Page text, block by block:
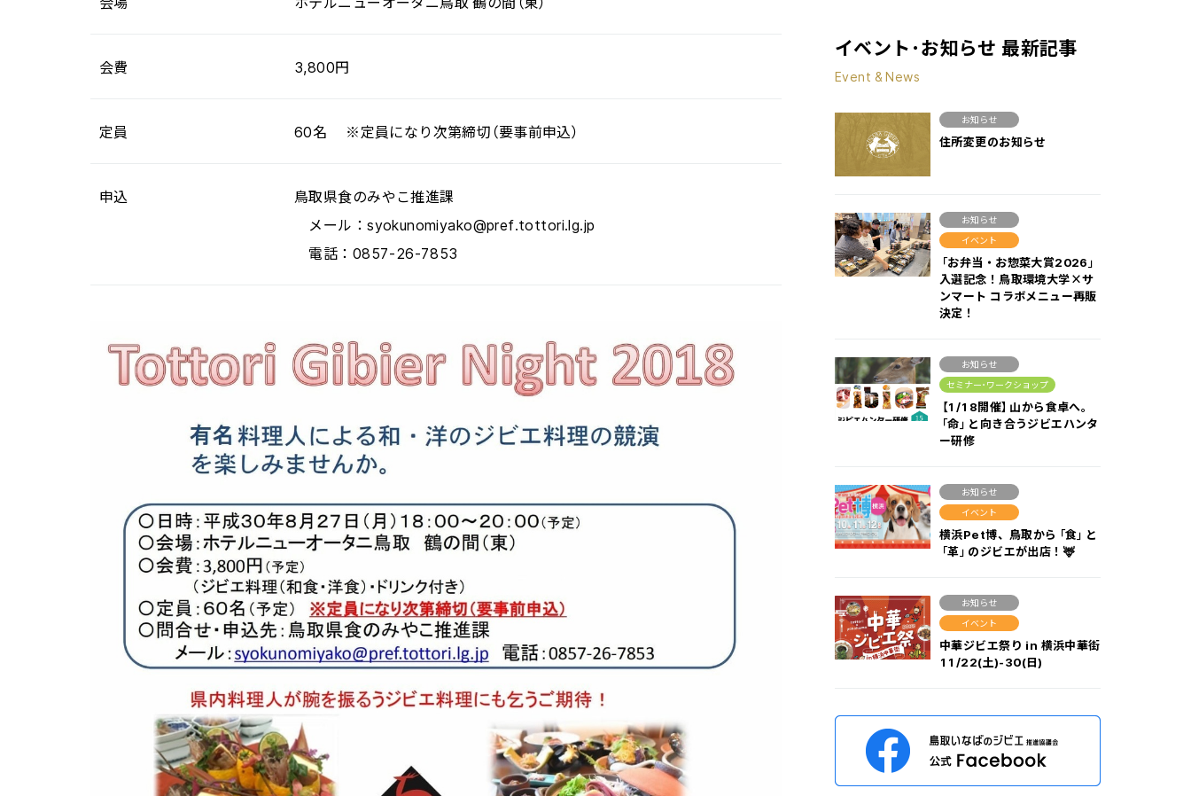
会費 3,800円
定員 60名 ※定員になり次第締切（要事前申込）
申込
鳥取県食のみやこ推進課
メール：syokunomiyako@pref.tottori.lg.jp
電話：0857-26-7853
イベント･お知らせ 最新記事
Event & News
お知らせ
住所変更のお知らせ
お知らせ
イベント
「お弁当・お惣菜大賞2026」
入選記念！鳥取環境大学×サ
ンマート コラボメニュー再販
決定！
お知らせ
セミナー･ワークショップ
【1/18開催】山から食卓へ。
「命」と向き合うジビエハンタ
ー研修
お知らせ
イベント
横浜Pet博、鳥取から「食」と
「革」のジビエが出店！🦌
お知らせ
イベント
中華ジビエ祭り in 横浜中華街
11/22(土)-30(日)